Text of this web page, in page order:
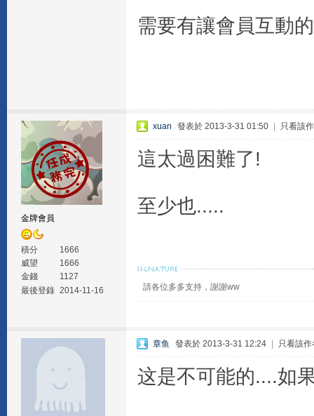
需要有讓會員互動
金牌會員
積分
1666
威望
1666
金錢
1127
最後登錄 2014-11-16
xuan 發表於 2013-3-31 01:50 只看該
這太過困難了!
至少也.....
請各位多多支持，謝謝ww
章鱼 發表於 2013-3-31 12:24 只看該作
这是不可能的....如